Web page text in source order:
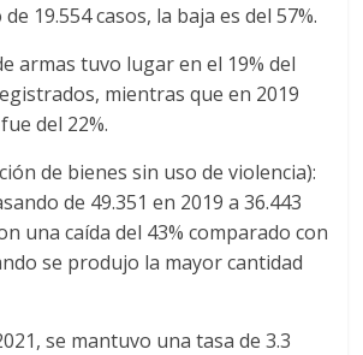
19.554 casos, la baja es del 57%.
armas tuvo lugar en el 19% del
mientras que en 2019
del 22%.
de bienes sin uso de violencia):
de 49.351 en 2019 a 36.443
una caída del 43% comparado con
se produjo la mayor cantidad
se mantuvo una tasa de 3.3